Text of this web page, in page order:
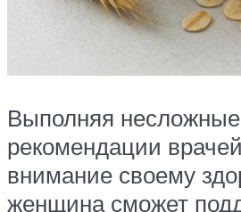
Выполняя несложные
рекомендации
внимание своему
женщина сможет